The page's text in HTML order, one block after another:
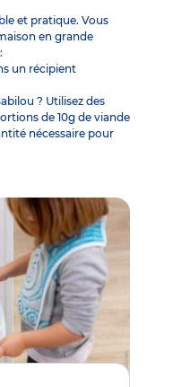
et pratique. Vous
en grande
un récipient
? Utilisez des
de 10g de viande
nécessaire pour